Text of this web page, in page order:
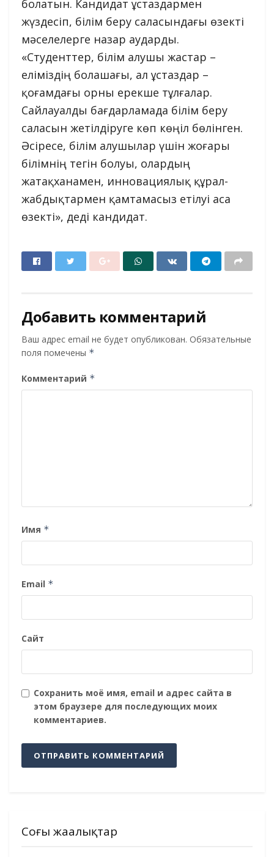
болатын. Кандидат ұстаздармен
жүздесіп, білім беру саласындағы өзекті
мәселелерге назар аударды.
«Студенттер, білім алушы жастар –
еліміздің болашағы, ал ұстаздар –
қоғамдағы орны ерекше тұлғалар.
Сайлауалды бағдарламада білім беру
саласын жетілдіруге көп көңіл бөлінген.
Әсіресе, білім алушылар үшін жоғары
білімнің тегін болуы, олардың
жатақханамен, инновациялық құрал-
жабдықтармен қамтамасыз етілуі аса
өзекті», деді кандидат.
Добавить комментарий
Ваш адрес email не будет опубликован. Обязательные
поля помечены *
Комментарий *
Имя *
Email *
Сайт
Сохранить моё имя, email и адрес сайта в
этом браузере для последующих моих
комментариев.
Соңғы жаңалықтар